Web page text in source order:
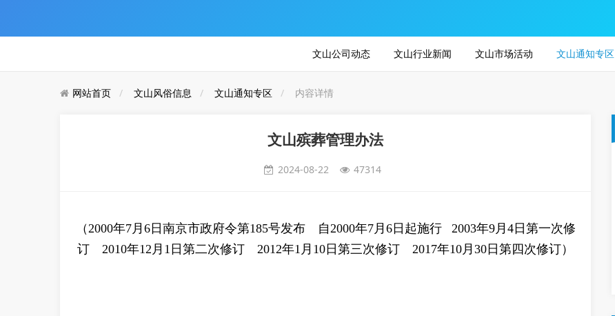
文山公司动态 文山行业新闻 文山市场活动 文山通知专区
网站首页 文山风俗信息 文山通知专区 内容详情
文山殡葬管理办法
2024-08-22 47314
（2000年7月6日南京市政府令第185号发布 自2000年7月6日起施行 2003年9月4日第一次修
订 2010年12月1日第二次修订 2012年1月10日第三次修订 2017年10月30日第四次修订）